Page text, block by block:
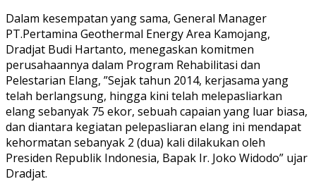
Dalam kesempatan yang sama, General Manager
PT.Pertamina Geothermal Energy Area Kamojang,
Dradjat Budi Hartanto, menegaskan komitmen
perusahaannya dalam Program Rehabilitasi dan
Pelestarian Elang, ”Sejak tahun 2014, kerjasama yang
telah berlangsung, hingga kini telah melepasliarkan
elang sebanyak 75 ekor, sebuah capaian yang luar biasa,
dan diantara kegiatan pelepasliaran elang ini mendapat
kehormatan sebanyak 2 (dua) kali dilakukan oleh
Presiden Republik Indonesia, Bapak Ir. Joko Widodo” ujar
Dradjat.